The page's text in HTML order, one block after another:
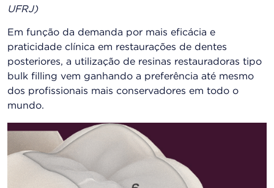
UFRJ)
Em função da demanda por mais eficácia e
praticidade clínica em restaurações de dentes
posteriores, a utilização de resinas restauradoras tipo
bulk filling vem ganhando a preferência até mesmo
dos profissionais mais conservadores em todo o
mundo.